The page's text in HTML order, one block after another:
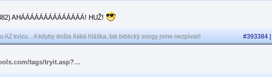
AHÁÁÁÁÁÁÁÁÁÁÁÁÁÁ! HUŽ!
AZ kvízu... A kdyby došla ňáká hláška, tak biblický songy jsme nezpívali! #393384 |
tags/tryit.asp?…